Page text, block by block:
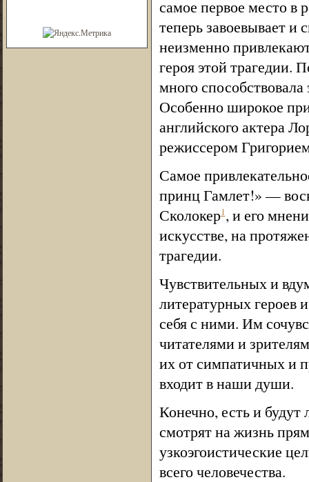
самое первое место в
теперь завоевывает и
неизменно
героя этой трагедии.
много
Особенно широкое
английского актера
режиссером
Самое
принц Гамлет!» —
Сколокер1, и его
искусстве, на
трагедии.
Чувствительных и
литературных героев
себя с ними. Им
читателями и
их от симпатичных и
входит в наши души.
Конечно, есть и
смотрят на жизнь
узкоэгоистические
всего человечества.